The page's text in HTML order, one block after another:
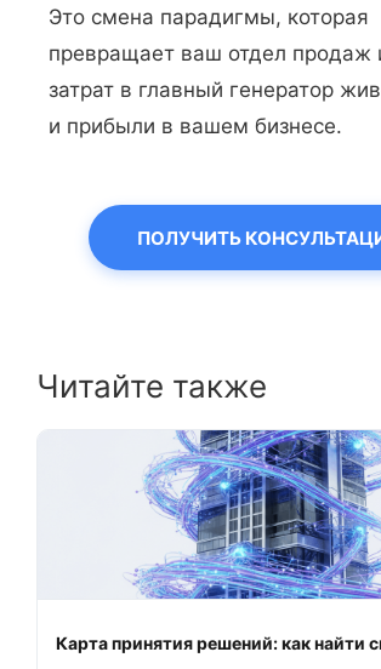
Это смена парадигмы, которая
превращает ваш отдел продаж
затрат в главный генератор
и прибыли в вашем бизнесе.
ПОЛУЧИТЬ
Читайте также
Карта принятия решений: как найти